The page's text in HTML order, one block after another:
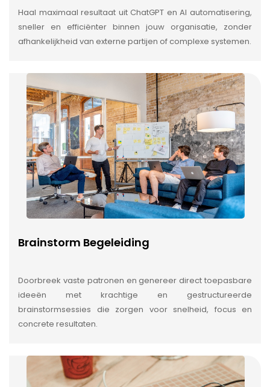
Haal maximaal resultaat uit ChatGPT en AI automatisering,
sneller en efficiënter binnen jouw organisatie, zonder
afhankelijkheid van externe partijen of complexe systemen.
Brainstorm Begeleiding
Doorbreek vaste patronen en genereer direct toepasbare
ideeën met krachtige en gestructureerde
brainstormsessies die zorgen voor snelheid, focus en
concrete resultaten.